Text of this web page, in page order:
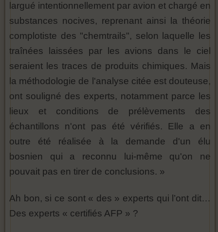
largué intentionnellement par avion et chargé en
substances nocives, reprenant ainsi la théorie
complotiste des "chemtrails", selon laquelle les
traînées laissées par les avions dans le ciel
seraient les traces de produits chimiques. Mais
la méthodologie de l'analyse citée est douteuse,
ont souligné des experts, notamment parce les
lieux et conditions de prélèvements des
échantillons n'ont pas été vérifiés. Elle a en
outre été réalisée à la demande d'un élu
bosnien qui a reconnu lui-même qu'on ne
pouvait pas en tirer de conclusions. »
Ah bon, si ce sont « des » experts qui l’ont dit…
Des experts « certifiés AFP » ?